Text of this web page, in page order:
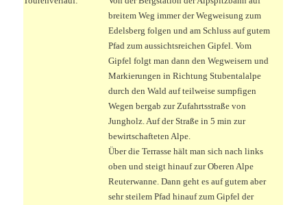
breitem Weg immer der Wegweisung zum
Edelsberg folgen und am Schluss auf gutem
Pfad zum aussichtsreichen Gipfel. Vom
Gipfel folgt man dann den Wegweisern und
Markierungen in Richtung Stubentalalpe
durch den Wald auf teilweise sumpfigen
Wegen bergab zur Zufahrtsstraße von
Jungholz. Auf der Straße in 5 min zur
bewirtschafteten Alpe.
Über die Terrasse hält man sich nach links
oben und steigt hinauf zur Oberen Alpe
Reuterwanne. Dann geht es auf gutem aber
sehr steilem Pfad hinauf zum Gipfel der